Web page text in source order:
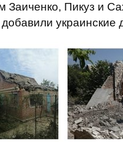
Пикуз и
украинские